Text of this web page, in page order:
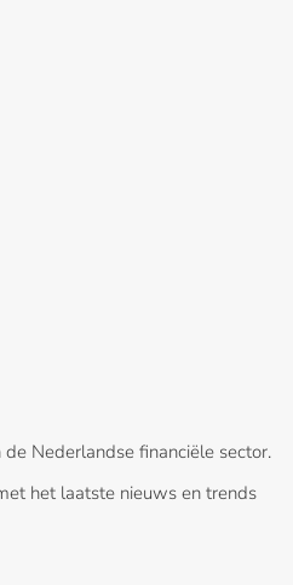
Nederlandse financiële sector.
het laatste nieuws en trends